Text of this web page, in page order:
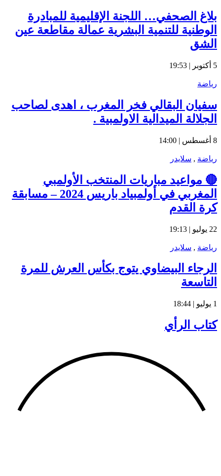
بلاغ الصحفي… اللجنة الإقليمية للمبادرة
الوطنية للتنمية البشرية عمالة مقاطعة عين
الشق
5 أكتوبر | 19:53
رياضة
سفيان البقالي فخر المغرب ، اهدى لصاحب
الجلالة الميدالية الاولمبية .
8 أغسطس | 14:00
رياضة , سلايدر
🔴 مواعيد مباريات المنتخب الأولمبي
المغربي في أولمبياد باريس 2024 – مسابقة
كرة القدم
22 يوليو | 19:13
رياضة , سلايدر
الرجاء البيضاوي يتوج بكأس العرش للمرة
التاسعة
1 يوليو | 18:44
كتاب الرأي